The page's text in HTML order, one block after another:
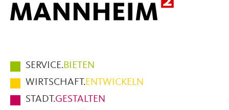
Hauptmenüpunkte
im
Fußbereich
der
SERVICE.BIETEN
WIRTSCHAFT.ENTWICKELN
STADT.GESTALTEN